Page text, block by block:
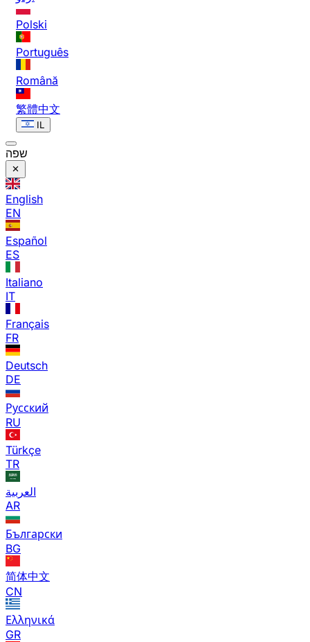
Polski
Português
Română
繁體中文
IL
שפה
English
EN
Español
ES
Italiano
IT
Français
FR
Deutsch
DE
Русский
RU
Türkçe
TR
العربية
AR
Български
BG
简体中文
CN
Ελληνικά
GR